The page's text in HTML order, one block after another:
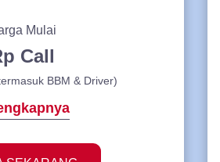
Mulai
Call
BBM & Driver)